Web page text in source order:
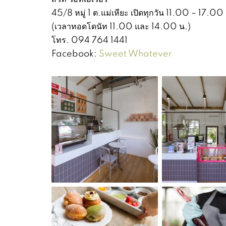
45/8 หมู่ 1 ต.แม่เหียะ เปิดทุกวัน 11.00 –
(เวลาทอดโดนัท 11.00 และ 14.00 น.)
โทร. 094 764 1441
Facebook: Sweet Whatever